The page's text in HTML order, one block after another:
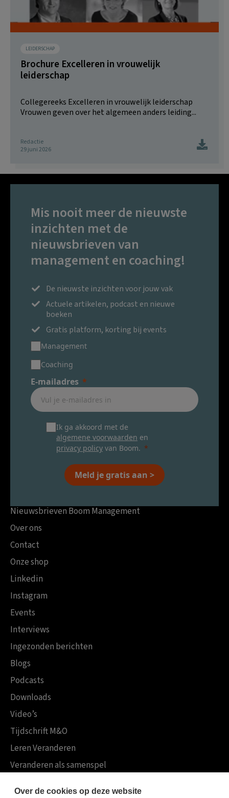
LEIDERSCHAP
Brochure Excelleren in vrouwelijk
leiderschap
Collegereeks Excelleren in vrouwelijk leiderschap
Vrouwen geven over het algemeen anders leiding...
Redactie
29 juni 2026
Mis nooit meer de nieuwste
inzichten met de
nieuwsbrieven van
management en coaching!
De nieuwste inzichten voor jouw vak
Actuele artikelen, podcast en nieuwe
boeken
Gratis platform, korting bij events
Management
Coaching
E-mailadres
Ik ga akkoord met de
algemene voorwaarden en
privacy policy van Boom.
Meld je gratis aan >
Nieuwsbrieven Boom Management
Over ons
Contact
Onze shop
Linkedin
Instagram
Events
Interviews
Ingezonden berichten
Blogs
Podcasts
Downloads
Video’s
Tijdschrift M&O
Leren Veranderen
Veranderen als samenspel
Over de cookies op deze website